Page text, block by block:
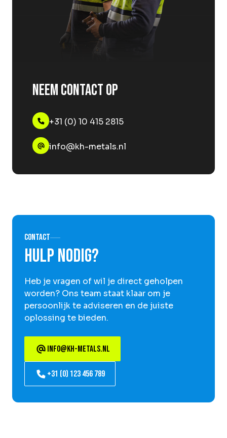
Neem contact op
+31 (0) 10 415 2815
info@kh-metals.nl
Contact
Hulp nodig?
Heb je vragen of wil je direct geholpen
worden? Ons team staat klaar om je
persoonlijk te adviseren en de juiste
oplossing te bieden.
info@kh-metals.nl
+31 (0) 123 456 789